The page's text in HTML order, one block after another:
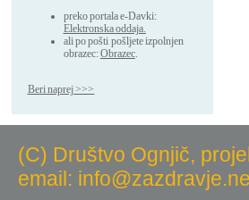
preko portala e-Davki:
Elektronska oddaja.
ali po pošti pošljete izpolnjen
obrazec:Obrazec.
Beri naprej >>>
(C) Društvo Ognjič,
email: